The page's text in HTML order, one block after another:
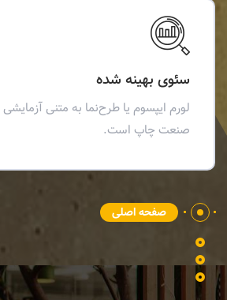
صفحه اصلی
سئوی بهینه شده
لورم ایپسوم یا طرح‌نما به متنی
صنعت چاپ است.